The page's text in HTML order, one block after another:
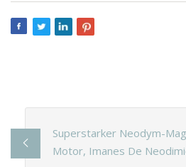
Superstarker Neodym-
Motor, Imanes De